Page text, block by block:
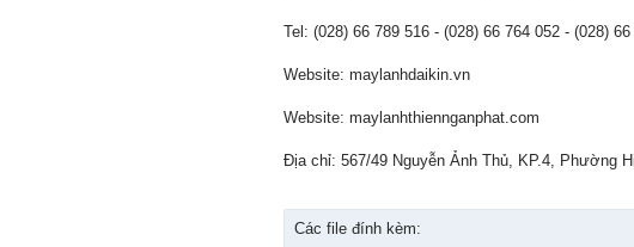
Tel: (028) 66 789 516 - (028) 66 764 052 - (028)
Website: maylanhdaikin.vn
Website: maylanhthiennganphat.com
Địa chỉ: 567/49 Nguyễn Ảnh Thủ, KP.4, Phường
Các file đính kèm: